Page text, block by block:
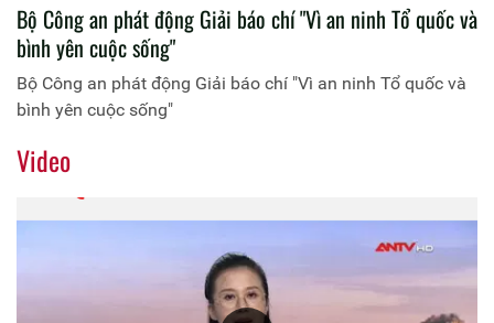
Bộ Công an phát động Giải báo chí "Vì an ninh Tổ quốc và
bình yên cuộc sống"
Bộ Công an phát động Giải báo chí "Vì an ninh Tổ quốc và
bình yên cuộc sống"
Video